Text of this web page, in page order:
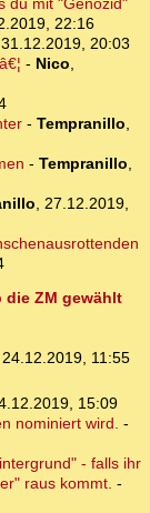
22:16
31.12.2019, 20:03
- Nico
- Tempranillo
- Tempranillo
27.12.2019,
die ZM gewählt
24.12.2019, 11:55
15:09
nominiert wird. -
- falls ihr
raus kommt. -